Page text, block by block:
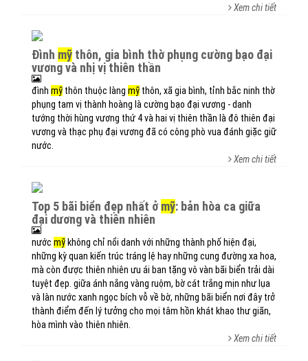
Xem chi tiết
đình mỹ thôn, gia bình thờ phụng cường bạo đại
vương và nhị vị thiên thần
đình mỹ thôn thuộc làng mỹ thôn, xã gia bình, tỉnh bắc ninh thờ
phụng tam vị thành hoàng là cường bạo đại vương - danh
tướng thời hùng vương thứ 4 và hai vị thiên thần là đô thiên đại
vương và thạc phụ đại vương đã có công phò vua đánh giặc giữ
nước.
Xem chi tiết
top 5 bãi biển đẹp nhất ở mỹ: bản hòa ca giữa
đại dương và thiên nhiên
nước mỹ không chỉ nổi danh với những thành phố hiện đại,
những kỳ quan kiến trúc tráng lệ hay những cung đường xa hoa,
mà còn được thiên nhiên ưu ái ban tặng vô vàn bãi biển trải dài
tuyệt đẹp. giữa ánh nắng vàng ruộm, bờ cát trắng mịn như lụa
và làn nước xanh ngọc bích vỗ về bờ, những bãi biển nơi đây trở
thành điểm đến lý tưởng cho mọi tâm hồn khát khao thư giãn,
hòa mình vào thiên nhiên.
Xem chi tiết